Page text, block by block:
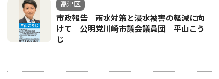
高津区
市政報告 雨水対策と浸水被害の軽減に向
けて 公明党川崎市議会議員団 平山こう
じ